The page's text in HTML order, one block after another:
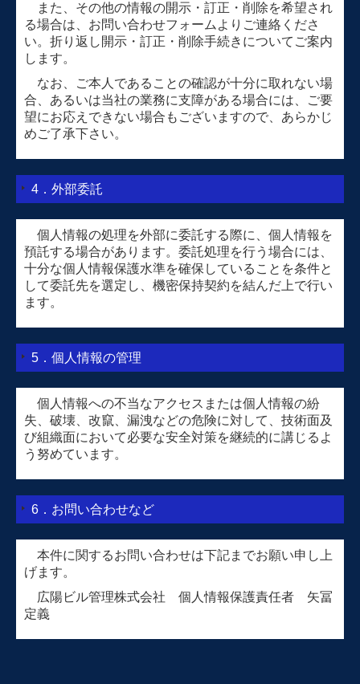
また、その他の情報の開示・訂正・削除を希望され
る場合は、お問い合わせフォームよりご連絡くださ
い。折り返し開示・訂正・削除手続きについてご案内
します。
なお、ご本人であることの確認が十分に取れない場
合、あるいは当社の業務に支障がある場合には、ご要
望にお応えできない場合もございますので、あらかじ
めご了承下さい。
4．外部委託
個人情報の処理を外部に委託する際に、個人情報を
預託する場合があります。委託処理を行う場合には、
十分な個人情報保護水準を確保していることを条件と
して委託先を選定し、機密保持契約を結んだ上で行い
ます。
5．個人情報の管理
個人情報への不当なアクセスまたは個人情報の紛
失、破壊、改竄、漏洩などの危険に対して、技術面及
び組織面において必要な安全対策を継続的に講じるよ
う努めています。
6．お問い合わせなど
本件に関するお問い合わせは下記までお願い申し上
げます。
広陽ビル管理株式会社 個人情報保護責任者 矢冨
定義